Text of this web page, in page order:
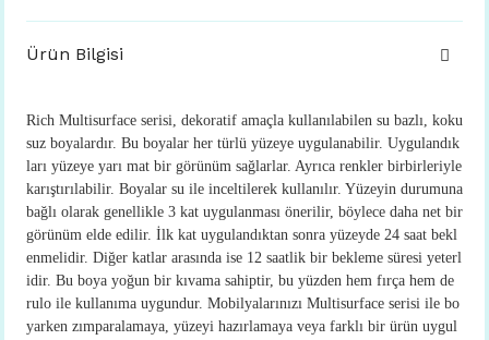
Ürün Bilgisi
Rich Multisurface serisi, dekoratif amaçla kullanılabilen su bazlı, koku
suz boyalardır. Bu boyalar her türlü yüzeye uygulanabilir. Uygulandık
ları yüzeye yarı mat bir görünüm sağlarlar. Ayrıca renkler birbirleriyle
karıştırılabilir. Boyalar su ile inceltilerek kullanılır. Yüzeyin durumuna
bağlı olarak genellikle 3 kat uygulanması önerilir, böylece daha net bir
görünüm elde edilir. İlk kat uygulandıktan sonra yüzeyde 24 saat bekl
enmelidir. Diğer katlar arasında ise 12 saatlik bir bekleme süresi yeterl
idir. Bu boya yoğun bir kıvama sahiptir, bu yüzden hem fırça hem de
rulo ile kullanıma uygundur. Mobilyalarınızı Multisurface serisi ile bo
yarken zımparalamaya, yüzeyi hazırlamaya veya farklı bir ürün uygul